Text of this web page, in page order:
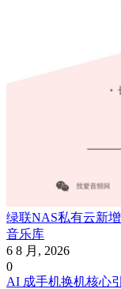
绿联NAS私有云新
音乐库
6 8 月, 2026
0
AI 成手机换机核心